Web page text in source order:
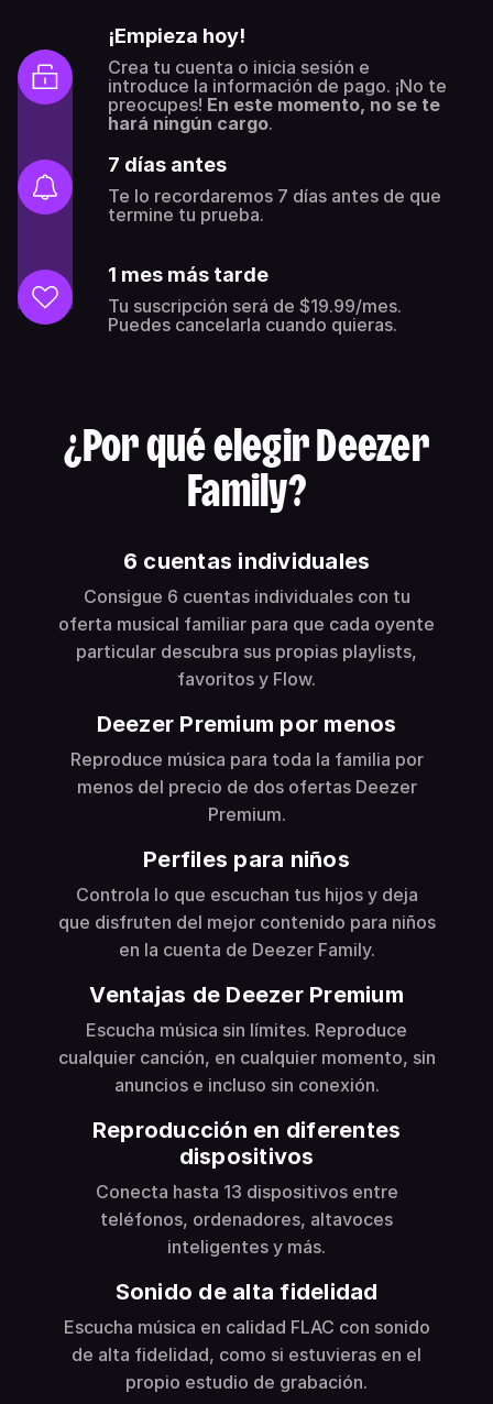
¡Empieza hoy!
Crea tu cuenta o inicia sesión e
introduce la información de pago. ¡No te
preocupes! En este momento, no se te
hará ningún cargo.
7 días antes
Te lo recordaremos 7 días antes de que
termine tu prueba.
1 mes más tarde
Tu suscripción será de $19.99/mes.
Puedes cancelarla cuando quieras.
¿Por qué elegir Deezer
Family?
6 cuentas individuales
Consigue 6 cuentas individuales con tu
oferta musical familiar para que cada oyente
particular descubra sus propias playlists,
favoritos y Flow.
Deezer Premium por menos
Reproduce música para toda la familia por
menos del precio de dos ofertas Deezer
Premium.
Perfiles para niños
Controla lo que escuchan tus hijos y deja
que disfruten del mejor contenido para niños
en la cuenta de Deezer Family.
Ventajas de Deezer Premium
Escucha música sin límites. Reproduce
cualquier canción, en cualquier momento, sin
anuncios e incluso sin conexión.
Reproducción en diferentes
dispositivos
Conecta hasta 13 dispositivos entre
teléfonos, ordenadores, altavoces
inteligentes y más.
Sonido de alta fidelidad
Escucha música en calidad FLAC con sonido
de alta fidelidad, como si estuvieras en el
propio estudio de grabación.